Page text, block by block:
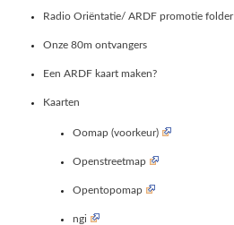
Radio Oriëntatie/ ARDF promotie folder
Onze 80m ontvangers
Een ARDF kaart maken?
Kaarten
Oomap (voorkeur)
Openstreetmap
Opentopomap
ngi